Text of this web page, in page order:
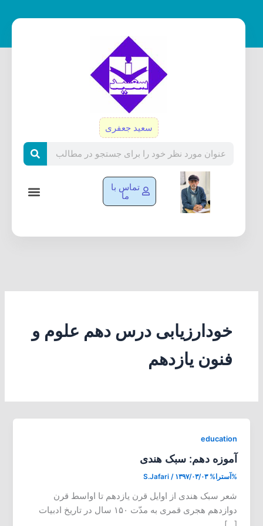
سعید جعفری
تماس با
ما
خودارزیابی درس دهم علوم و
فنون یازدهم
education
آموزه دهم: سبک هندی
%آسترا% S.Jafari / ۱۳۹۷/۰۳/۰۳
شعر سبک هندی از اوایل قرن یازدهم تا اواسط قرن
دوازدهم هجری قمری به مدّت ۱۵۰ سال در تاریخ ادبیات